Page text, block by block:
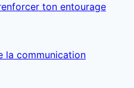
ton entourage
la communication